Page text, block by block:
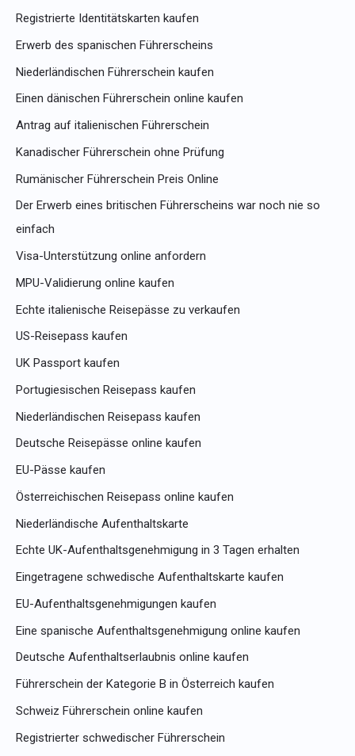
c
h
:
Registrierte Identitätskarten kaufen
Erwerb des spanischen Führerscheins
Niederländischen Führerschein kaufen
Einen dänischen Führerschein online kaufen
Antrag auf italienischen Führerschein
Kanadischer Führerschein ohne Prüfung
Rumänischer Führerschein Preis Online
Der Erwerb eines britischen Führerscheins war noch nie so
einfach
Visa-Unterstützung online anfordern
MPU-Validierung online kaufen
Echte italienische Reisepässe zu verkaufen
US-Reisepass kaufen
UK Passport kaufen
Portugiesischen Reisepass kaufen
Niederländischen Reisepass kaufen
Deutsche Reisepässe online kaufen
EU-Pässe kaufen
Österreichischen Reisepass online kaufen
Niederländische Aufenthaltskarte
Echte UK-Aufenthaltsgenehmigung in 3 Tagen erhalten
Eingetragene schwedische Aufenthaltskarte kaufen
EU-Aufenthaltsgenehmigungen kaufen
Eine spanische Aufenthaltsgenehmigung online kaufen
Deutsche Aufenthaltserlaubnis online kaufen
Führerschein der Kategorie B in Österreich kaufen
Schweiz Führerschein online kaufen
Registrierter schwedischer Führerschein